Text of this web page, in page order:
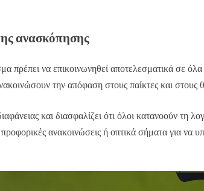
ανασκόπησης
πρέπει να επικοινωνηθεί αποτελεσματικά σε όλα
την απόφαση στους παίκτες και στους
και διασφαλίζει ότι όλοι κατανοούν τη
ανακοινώσεις ή οπτικά σήματα για να